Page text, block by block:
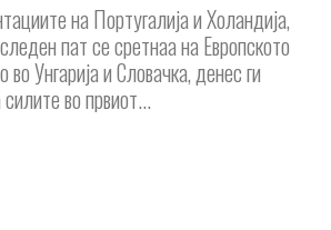
на Португалија и Холандија,
пат се сретнаа на Европското
во Унгарија и Словачка, денес ги
во првиот...